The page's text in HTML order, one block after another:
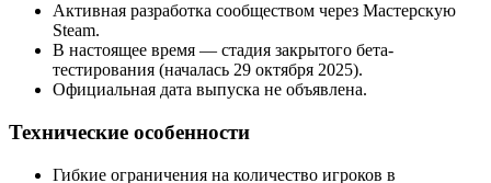
Активная разработка сообществом через Мастерскую
Steam.
В настоящее время — стадия закрытого бета-
тестирования (началась 29 октября 2025).
Официальная дата выпуска не объявлена.
Технические особенности
Гибкие ограничения на количество игроков в